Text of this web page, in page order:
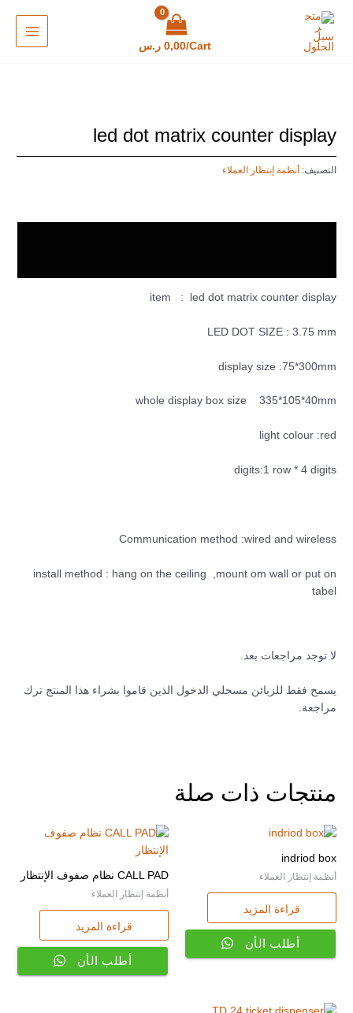
المحتوى
Cart/
0,00 ر.س
MAIN
led dot matrix counter display
التصنيف: أنظمة إنتظار العملاء
item : led dot matrix counter display
LED DOT SIZE : 3.75 mm
display size :75*300mm
whole display box size 335*105*40mm
light colour :red
digits:1 row * 4 digits
Communication method :wired and wireless
install method : hang on the ceiling ,mount om wall or put on
tabel
لا توجد مراجعات بعد.
يسمح فقط للزبائن مسجلي الدخول الذين قاموا بشراء هذا المنتج ترك
مراجعة.
منتجات ذات صلة
indriod box
أنظمة إنتظار العملاء
قراءة المزيد
أطلب الأن
CALL PAD نظام صفوف الإنتظار
أنظمة إنتظار العملاء
قراءة المزيد
أطلب الأن